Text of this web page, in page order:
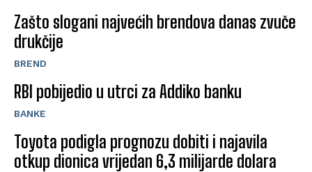
Zašto slogani najvećih brendova danas zvuče
drukčije
BREND
RBI pobijedio u utrci za Addiko banku
BANKE
Toyota podigla prognozu dobiti i najavila
otkup dionica vrijedan 6,3 milijarde dolara